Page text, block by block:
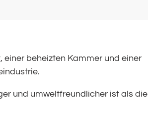
beheizten Kammer und einer
und umweltfreundlicher ist als die